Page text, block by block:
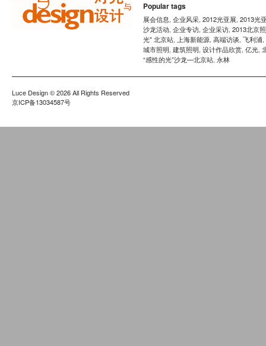
Popular tags
展会信息, 企业风采, 2012光亚展, 2013光
沙龙活动, 企业专访, 企业采访, 2013北京
光" 北京站, 上海新能源, 高端访谈, 飞利浦,
城市照明, 建筑照明, 设计作品欣赏, 亿光,
“感性的光”沙龙—北京站, 永林
Luce Design© 2026 All Rights Reserved
京ICP备13034587号